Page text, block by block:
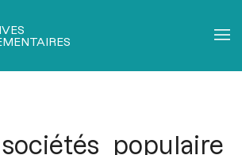
populaire